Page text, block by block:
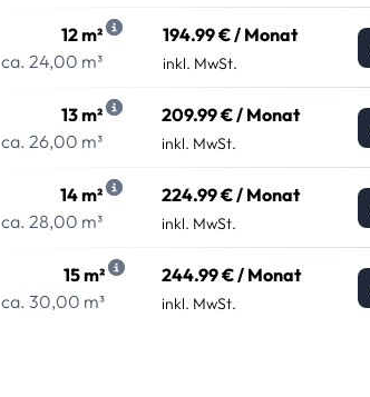
12 m²
ca. 24,00 m³
194.99 € / Monat
inkl. MwSt.
13 m²
ca. 26,00 m³
209.99 € / Monat
inkl. MwSt.
14 m²
ca. 28,00 m³
224.99 € / Monat
inkl. MwSt.
15 m²
ca. 30,00 m³
244.99 € / Monat
inkl. MwSt.